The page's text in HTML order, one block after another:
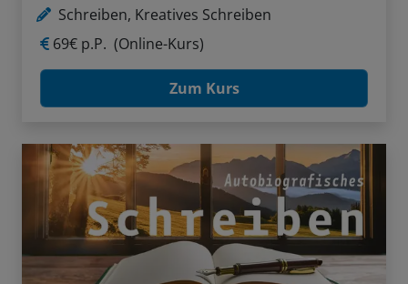
Schreiben, Kreatives Schreiben
69€ p.P. (Online-Kurs)
Zum Kurs